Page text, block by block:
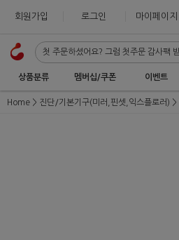
회원가입 로그인 마이페이지
상품분류 멤버십/쿠폰 이벤트
Home 진단/기본기구(미러,핀셋,익스플로러)